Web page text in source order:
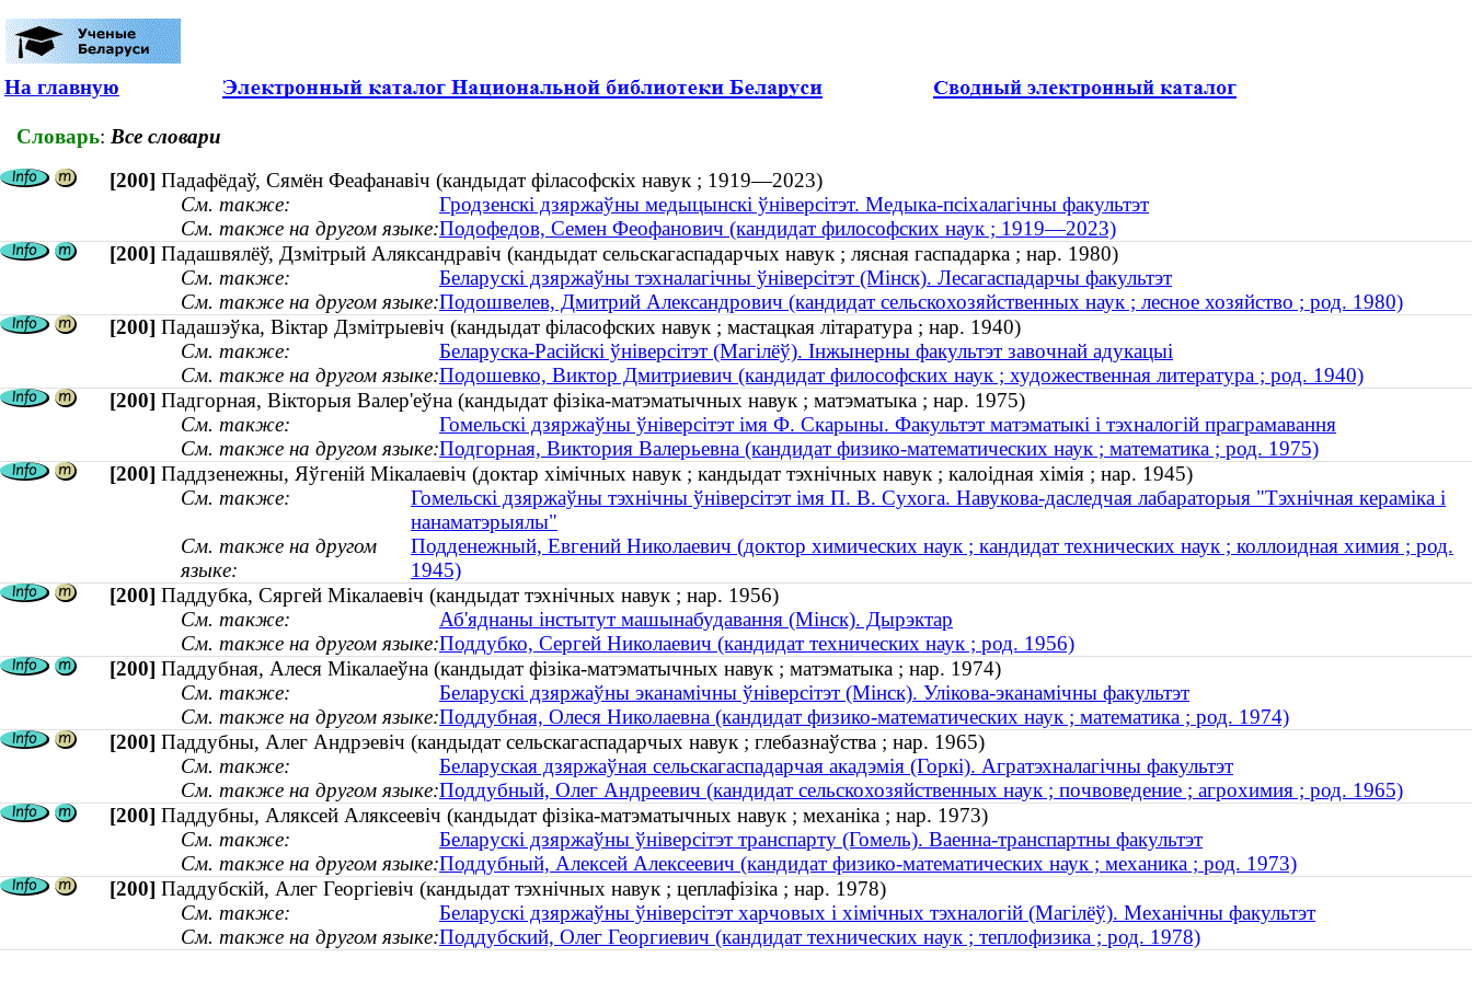
На главную
Словарь: Все словари
[200] Падафёдаў, Сямён Феафанавіч (кандыдат філасофскіх навук ; 1919—2023)
См. также:
Гродзенскі дзяржаўны медыцынскі ўніверсітэт. Медыка-псіхалагічны факультэт
См. также на другом языке:Подофедов, Семен Феофанович (кандидат философских наук ; 1919—2023)
[200] Падашвялёў, Дзмітрый Аляксандравіч (кандыдат сельскагаспадарчых навук ; лясная гаспадарка ; нар. 1980)
См. также:
Беларускі дзяржаўны тэхналагічны ўніверсітэт (Мінск). Лесагаспадарчы факультэт
См. также на другом языке:Подошвелев, Дмитрий Александрович (кандидат сельскохозяйственных наук ; лесное хозяйство ; род. 1980)
[200] Падашэўка, Віктар Дзмітрыевіч (кандыдат філасофских навук ; мастацкая літаратура ; нар. 1940)
См. также:
Беларуска-Расійскі ўніверсітэт (Магілёў). Інжынерны факультэт завочнай адукацыі
См. также на другом языке:Подошевко, Виктор Дмитриевич (кандидат философских наук ; художественная литература ; род. 1940)
[200] Падгорная, Вікторыя Валер'еўна (кандыдат фізіка-матэматычных навук ; матэматыка ; нар. 1975)
См. также:
Гомельскі дзяржаўны ўніверсітэт імя Ф. Скарыны. Факультэт матэматыкі і тэхналогій праграмавання
См. также на другом языке:Подгорная, Виктория Валерьевна (кандидат физико-математических наук ; математика ; род. 1975)
[200] Паддзенежны, Яўгеній Мікалаевіч (доктар хімічных навук ; кандыдат тэхнічных навук ; калоідная хімія ; нар. 1945)
См. также:
Гомельскі дзяржаўны тэхнічны ўніверсітэт імя П. В. Сухога. Навукова-даследчая лабараторыя "Тэхнічная кераміка і
нанаматэрыялы"
См. также на другом
языке:
Подденежный, Евгений Николаевич (доктор химических наук ; кандидат технических наук ; коллоидная химия ; род.
1945)
[200] Паддубка, Сяргей Мікалаевіч (кандыдат тэхнічных навук ; нар. 1956)
См. также:
Аб'яднаны інстытут машынабудавання (Мінск). Дырэктар
См. также на другом языке:Поддубко, Сергей Николаевич (кандидат технических наук ; род. 1956)
[200] Паддубная, Алеся Мікалаеўна (кандыдат фізіка-матэматычных навук ; матэматыка ; нар. 1974)
См. также:
Беларускі дзяржаўны эканамічны ўніверсітэт (Мінск). Улікова-эканамічны факультэт
См. также на другом языке:Поддубная, Олеся Николаевна (кандидат физико-математических наук ; математика ; род. 1974)
[200] Паддубны, Алег Андрэевіч (кандыдат сельскагаспадарчых навук ; глебазнаўства ; нар. 1965)
См. также:
Беларуская дзяржаўная сельскагаспадарчая акадэмія (Горкі). Агратэхналагічны факультэт
См. также на другом языке:Поддубный, Олег Андреевич (кандидат сельскохозяйственных наук ; почвоведение ; агрохимия ; род. 1965)
[200] Паддубны, Аляксей Аляксеевіч (кандыдат фізіка-матэматычных навук ; механіка ; нар. 1973)
См. также:
Беларускі дзяржаўны ўніверсітэт транспарту (Гомель). Ваенна-транспартны факультэт
См. также на другом языке:Поддубный, Алексей Алексеевич (кандидат физико-математических наук ; механика ; род. 1973)
[200] Паддубскій, Алег Георгіевіч (кандыдат тэхнічных навук ; цеплафізіка ; нар. 1978)
См. также:
Беларускі дзяржаўны ўніверсітэт харчовых і хімічных тэхналогій (Магілёў). Механічны факультэт
См. также на другом языке:Поддубский, Олег Георгиевич (кандидат технических наук ; теплофизика ; род. 1978)